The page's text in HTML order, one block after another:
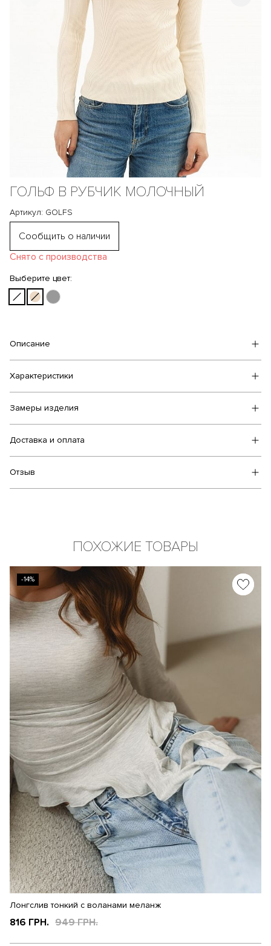
ГОЛЬФ В РУБЧИК МОЛОЧНЫЙ
Артикул: GOLFS
Сообщить о наличии
Снято с производства
Выберите цвет:
Описание
Характеристики
Замеры изделия
Доставка и оплата
Отзыв
ПОХОЖИЕ ТОВАРЫ
-14%
Лонгслив тонкий с воланами меланж
816 ГРН. 949 ГРН.